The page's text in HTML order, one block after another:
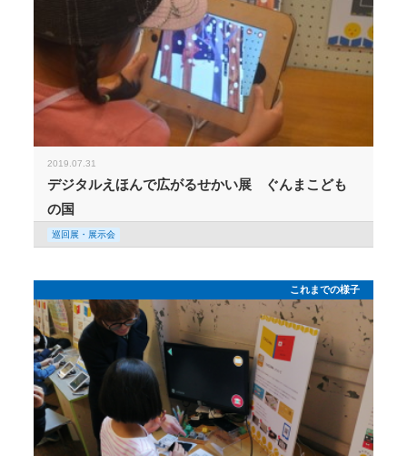
2019.07.31
デジタルえほんで広がるせかい展 ぐんまこども
の国
巡回展・展示会
これまでの様子